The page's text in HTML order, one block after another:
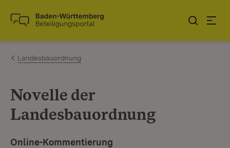
Zum Inhalt springen
Link zur Startseite
Landesbauordnung
Novelle der
Landesbauordnung
Online-Kommentierung